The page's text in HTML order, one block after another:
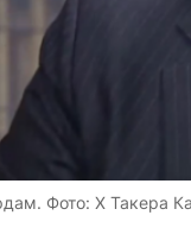
Фото: Х Такера